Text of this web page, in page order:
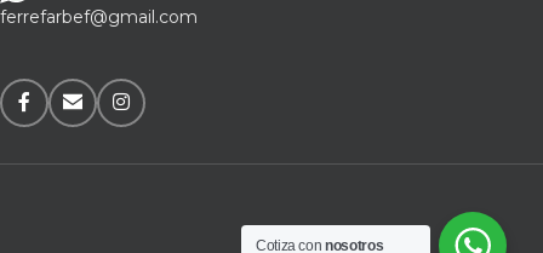
ferrefarbef@gmail.com
Cotiza connosotros